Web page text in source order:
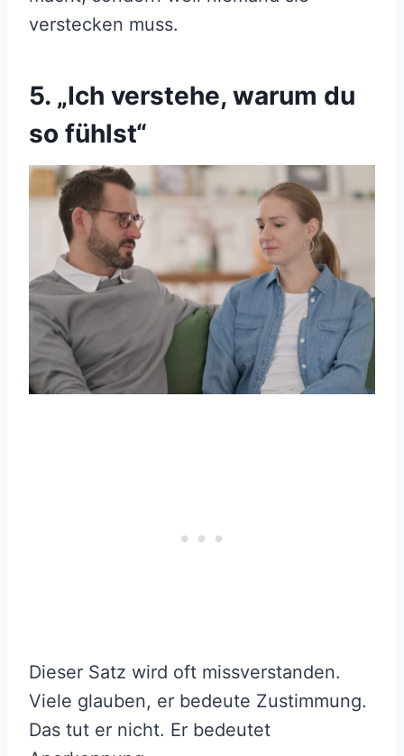
verstecken muss.
5. „Ich verstehe, warum du
so fühlst“
Dieser Satz wird oft missverstanden.
Viele glauben, er bedeute Zustimmung.
Das tut er nicht. Er bedeutet